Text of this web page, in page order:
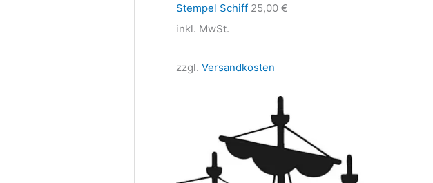
Stempel Schiff 25,00 €
inkl. MwSt.
zzgl. Versandkosten